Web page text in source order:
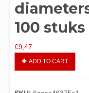
100 stuks
€9,47
ADD TO CART